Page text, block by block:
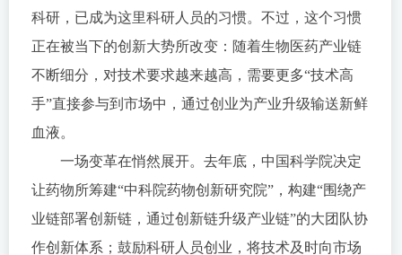
科研，已成为这里科研人员的习惯。不过，这个习惯
正在被当下的创新大势所改变：随着生物医药产业链
不断细分，对技术要求越来越高，需要更多“技术高
手”直接参与到市场中，通过创业为产业升级输送新鲜
血液。
一场变革在悄然展开。去年底，中国科学院决定
让药物所筹建“中科院药物创新研究院”，构建“围绕产
业链部署创新链，通过创新链升级产业链”的大团队协
作创新体系；鼓励科研人员创业，将技术及时向市场